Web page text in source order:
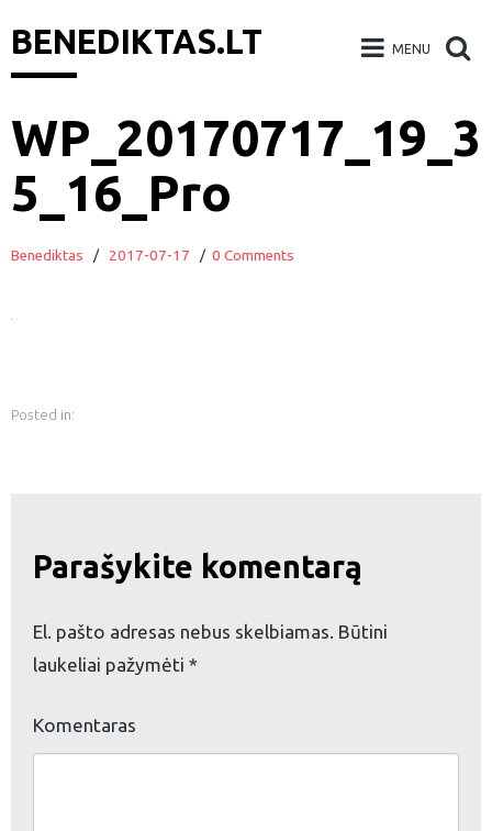
BENEDIKTAS.LT MENU
to
content
WP_20170717_19_3
5_16_Pro
Benediktas / 2017-07-17 / 0 Comments
Posted in:
Parašykite komentarą
El. pašto adresas nebus skelbiamas. Būtini
laukeliai pažymėti *
Komentaras